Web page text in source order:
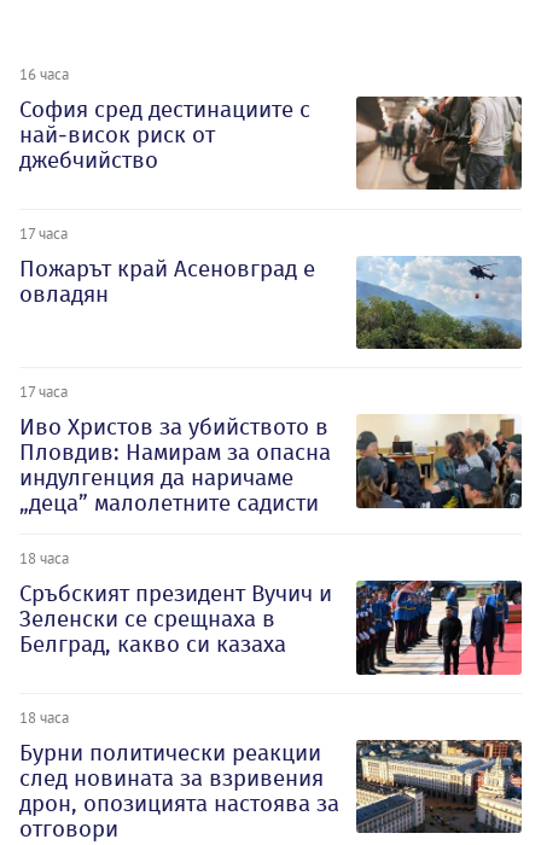
16 часа
София сред дестинациите с
най-висок риск от
джебчийство
17 часа
Пожарът край Асеновград е
овладян
17 часа
Иво Христов за убийството в
Пловдив: Намирам за опасна
индулгенция да наричаме
„деца” малолетните садисти
18 часа
Сръбският президент Вучич и
Зеленски се срещнаха в
Белград, какво си казаха
18 часа
Бурни политически реакции
след новината за взривения
дрон, опозицията настоява за
отговори